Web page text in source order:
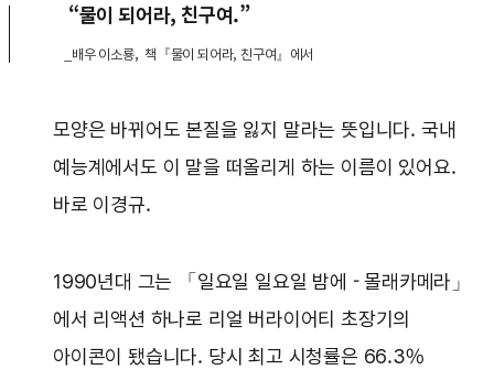
“물이 되어라, 친구여.”
_배우 이소룡, 책『물이 되어라, 친구여』에서
모양은 바뀌어도 본질을 잃지 말라는 뜻입니다. 국내
예능계에서도 이 말을 떠올리게 하는 이름이 있어요.
바로 이경규.
1990년대 그는 「일요일 일요일 밤에 - 몰래카메라」
에서 리액션 하나로 리얼 버라이어티 초장기의
아이콘이 됐습니다. 당시 최고 시청률은 66.3%